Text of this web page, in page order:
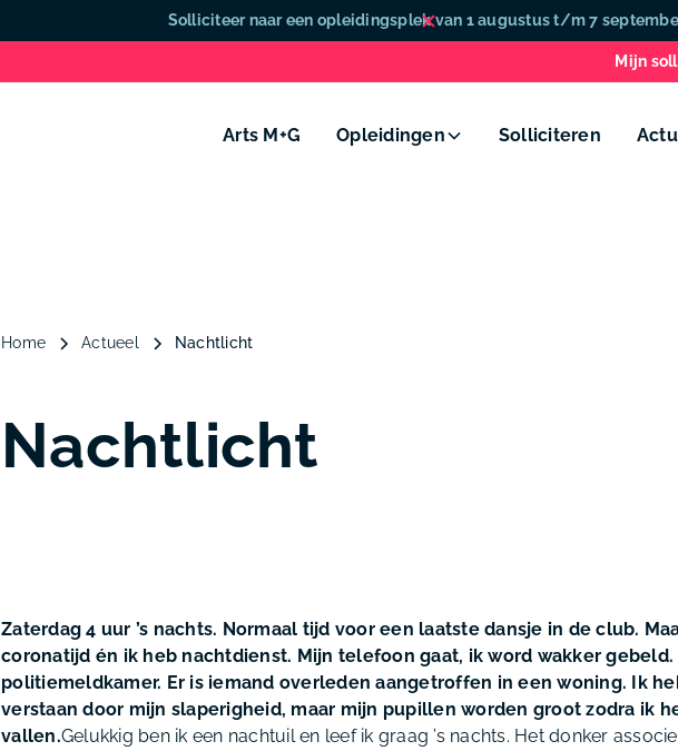
Solliciteer naar een opleidingsplek van 1 augustus t/m 7
Mijn
Arts M+G Opleidingen Solliciteren
Home Actueel Nachtlicht
Nachtlicht
Zaterdag 4 uur ’s nachts. Normaal tijd voor een laatste dansje in de club.
coronatijd én ik heb nachtdienst. Mijn telefoon gaat, ik word wakker gebeld.
politiemeldkamer. Er is iemand overleden aangetroffen in een woning. Ik
verstaan door mijn slaperigheid, maar mijn pupillen worden groot zodra ik
vallen.Gelukkig ben ik een nachtuil en leef ik graag ’s nachts. Het donker